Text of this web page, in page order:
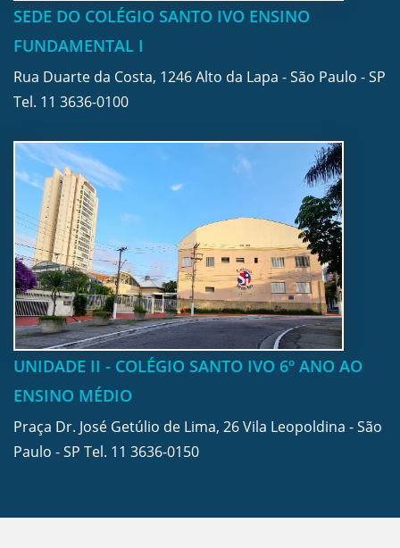
SEDE DO COLÉGIO SANTO IVO ENSINO
FUNDAMENTAL I
Rua Duarte da Costa, 1246 Alto da Lapa - São Paulo - SP
Tel. 11 3636-0100
UNIDADE II - COLÉGIO SANTO IVO 6º ANO AO
ENSINO MÉDIO
Praça Dr. José Getúlio de Lima, 26 Vila Leopoldina - São
Paulo - SP Tel. 11 3636-0150